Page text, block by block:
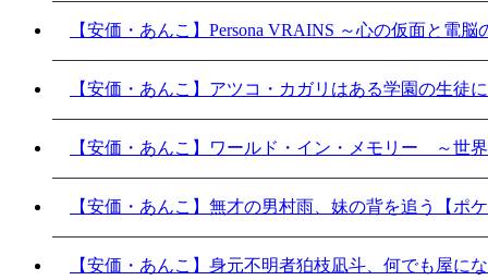
【安価・あんこ】Persona VRAINS ～心の仮面と電脳
【安価・あんこ】アツコ・カガリはある学園の生徒
【安価・あんこ】ワールド・イン・メモリー ～世
【安価・あんこ】無才の男村雨、妹の背を追う【ポ
【安価・あんこ】身元不明者狛枝凪斗、何でも屋に